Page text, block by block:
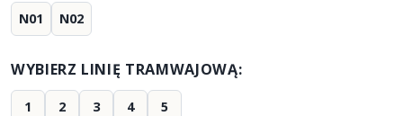
N01 N02
WYBIERZ LINIĘ TRAMWAJOWĄ:
1 2 3 4 5